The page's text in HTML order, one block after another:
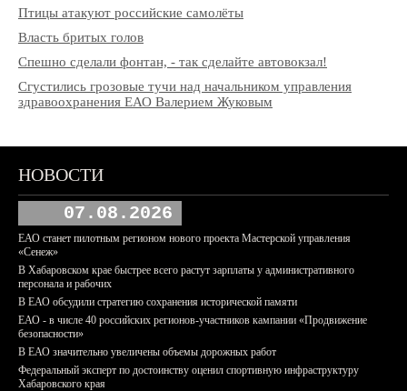
Птицы атакуют российские самолёты
Власть бритых голов
Спешно сделали фонтан, - так сделайте автовокзал!
Сгустились грозовые тучи над начальником управления
здравоохранения ЕАО Валерием Жуковым
НОВОСТИ
07.08.2026
ЕАО станет пилотным регионом нового проекта Мастерской управления
«Сенеж»
В Хабаровском крае быстрее всего растут зарплаты у административного
персонала и рабочих
В ЕАО обсудили стратегию сохранения исторической памяти
ЕАО - в числе 40 российских регионов-участников кампании «Продвижение
безопасности»
В ЕАО значительно увеличены объемы дорожных работ
Федеральный эксперт по достоинству оценил спортивную инфраструктуру
Хабаровского края